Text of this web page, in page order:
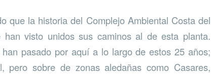
que la historia del Complejo Ambiental Costa del
visto unidos sus caminos al de esta planta.
pasado por aquí a lo largo de estos 25 años;
pero sobre de zonas aledañas como Casares,